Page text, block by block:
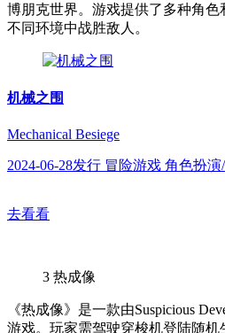
博朋克世界。游戏提供了多种角
不同环境中战胜敌人。
机械之围
Mechanical Besiege
2024-06-28发行 冒险游戏 角色扮
去看看
3 热成像
《热成像》是一款由Suspicious
游戏。玩家需驾驶穿梭机登陆随